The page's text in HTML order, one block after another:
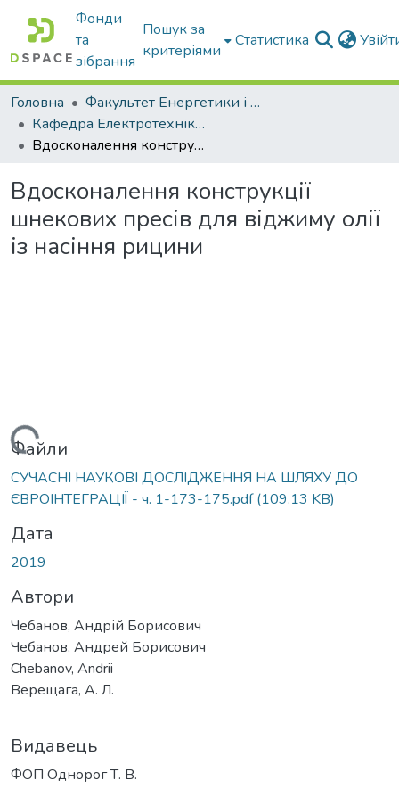
Фонди
та
зібрання
Пошук за
критеріями
Статистика
Головна
Факультет Енергетики і комп'ютерних технологій
Кафедра Електротехніки і електромеханіки ім. проф. В.В. Овчарова
Вдосконалення конструкції шнекових пресів для віджиму олії із насіння рицини
Вдосконалення конструкції
шнекових пресів для віджиму олії
із насіння рицини
Вантажиться...
Файли
СУЧАСНІ НАУКОВІ ДОСЛІДЖЕННЯ НА ШЛЯХУ ДО
ЄВРОІНТЕГРАЦІЇ - ч. 1-173-175.pdf(109.13 KB)
Дата
2019
Автори
Чебанов, Андрій Борисович
Чебанов, Андрей Борисович
Chebanov, Andrii
Верещага, А. Л.
Видавець
ФОП Однорог Т. В.